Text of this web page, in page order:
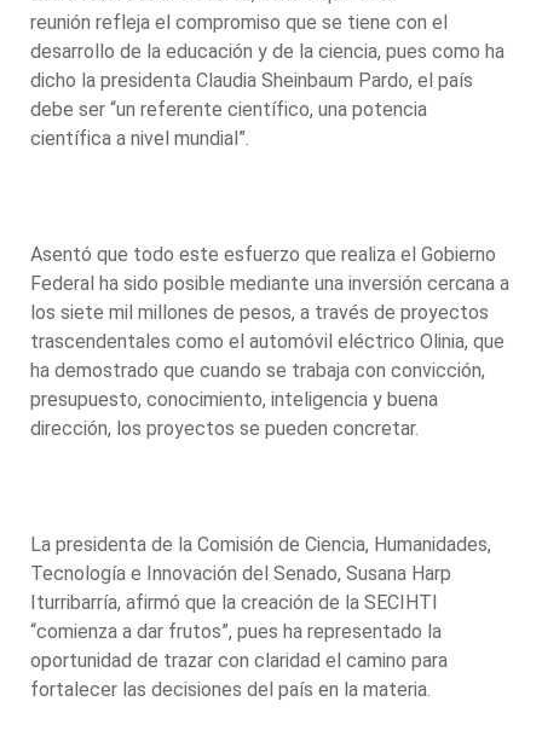
reunión refleja el compromiso que se tiene con el
desarrollo de la educación y de la ciencia, pues como ha
dicho la presidenta Claudia Sheinbaum Pardo, el país
debe ser “un referente científico, una potencia
científica a nivel mundial”.
Asentó que todo este esfuerzo que realiza el Gobierno
Federal ha sido posible mediante una inversión cercana a
los siete mil millones de pesos, a través de proyectos
trascendentales como el automóvil eléctrico Olinia, que
ha demostrado que cuando se trabaja con convicción,
presupuesto, conocimiento, inteligencia y buena
dirección, los proyectos se pueden concretar.
La presidenta de la Comisión de Ciencia, Humanidades,
Tecnología e Innovación del Senado, Susana Harp
Iturribarría, afirmó que la creación de la SECIHTI
“comienza a dar frutos”, pues ha representado la
oportunidad de trazar con claridad el camino para
fortalecer las decisiones del país en la materia.